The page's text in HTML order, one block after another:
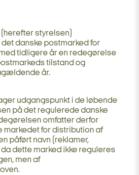
styrelsen)
danske postmarked for
tidligere år en redegørelse
tilstand og
år.
udgangspunkt i de løbende
på det regulerede danske
omfatter derfor
markedet for distribution af
påført navn (reklamer,
da dette marked ikke reguleres
men af